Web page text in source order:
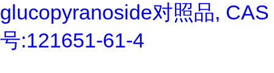
glucopyranoside对照品, CAS
号:121651-61-4